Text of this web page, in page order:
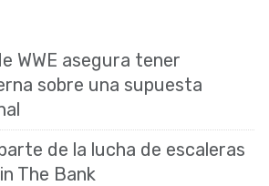
WWE asegura tener
sobre una supuesta
de la lucha de escaleras
The Bank